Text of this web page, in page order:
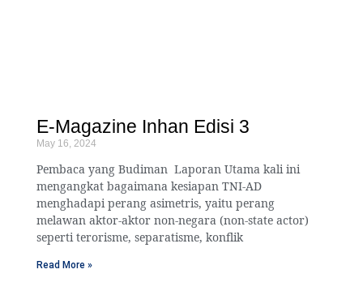
E-Magazine Inhan Edisi 3
May 16, 2024
Pembaca yang Budiman Laporan Utama kali ini
mengangkat bagaimana kesiapan TNI-AD
menghadapi perang asimetris, yaitu perang
melawan aktor-aktor non-negara (non-state actor)
seperti terorisme, separatisme, konflik
Read More »